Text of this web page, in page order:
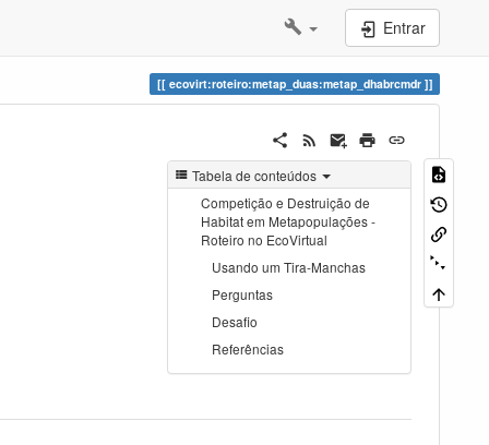
Entrar
ecovirt:roteiro:metap_duas:metap_dhabrcmdr
Tabela de conteúdos
Competição e Destruição de
Habitat em Metapopulações -
Roteiro no EcoVirtual
Usando um Tira-Manchas
Perguntas
Desafio
Referências